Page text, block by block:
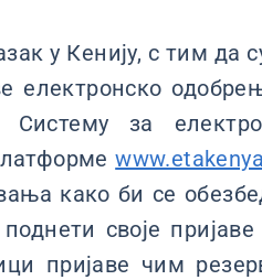
у Кенију, с тим да
електронско
Систему за
како би се
своје
пријаве чим